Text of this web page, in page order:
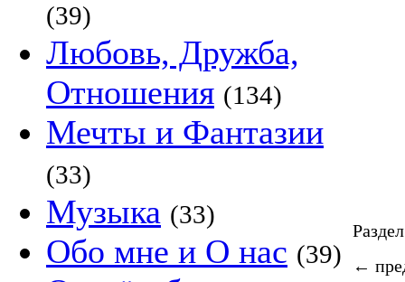
(39)
Любовь, Дружба,
Отношения (134)
Мечты и Фантазии
(33)
Музыка (33)
Обо мне и О нас (39)
←